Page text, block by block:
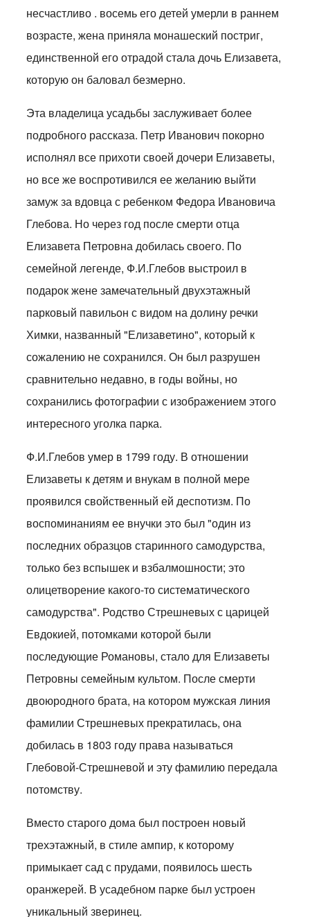
несчастливо . восемь его детей умерли в раннем
возрасте, жена приняла монашеский постриг,
единственной его отрадой стала дочь Елизавета,
которую он баловал безмерно.
Эта владелица усадьбы заслуживает более
подробного рассказа. Петр Иванович покорно
исполнял все прихоти своей дочери Елизаветы,
но все же воспротивился ее желанию выйти
замуж за вдовца с ребенком Федора Ивановича
Глебова. Но через год после смерти отца
Елизавета Петровна добилась своего. По
семейной легенде, Ф.И.Глебов выстроил в
подарок жене замечательный двухэтажный
парковый павильон с видом на долину речки
Химки, названный "Елизаветино", который к
сожалению не сохранился. Он был разрушен
сравнительно недавно, в годы войны, но
сохранились фотографии с изображением этого
интересного уголка парка.
Ф.И.Глебов умер в 1799 году. В отношении
Елизаветы к детям и внукам в полной мере
проявился свойственный ей деспотизм. По
воспоминаниям ее внучки это был "один из
последних образцов старинного самодурства,
только без вспышек и взбалмошности; это
олицетворение какого-то систематического
самодурства". Родство Стрешневых с царицей
Евдокией, потомками которой были
последующие Романовы, стало для Елизаветы
Петровны семейным культом. После смерти
двоюродного брата, на котором мужская линия
фамилии Стрешневых прекратилась, она
добилась в 1803 году права называться
Глебовой-Стрешневой и эту фамилию передала
потомству.
Вместо старого дома был построен новый
трехэтажный, в стиле ампир, к которому
примыкает сад с прудами, появилось шесть
оранжерей. В усадебном парке был устроен
уникальный зверинец.